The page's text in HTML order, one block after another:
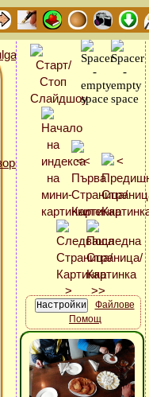
Файлове
Помощ